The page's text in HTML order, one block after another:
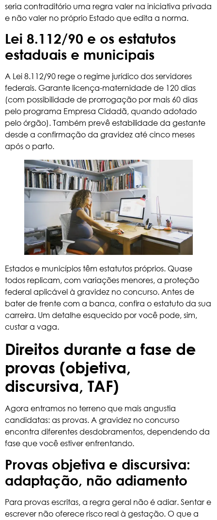
seria contraditório uma regra valer na iniciativa privada
e não valer no próprio Estado que edita a norma.
Lei 8.112/90 e os estatutos
estaduais e municipais
A Lei 8.112/90 rege o regime jurídico dos servidores
federais. Garante licença-maternidade de 120 dias
(com possibilidade de prorrogação por mais 60 dias
pelo programa Empresa Cidadã, quando adotado
pelo órgão). Também prevê estabilidade da gestante
desde a confirmação da gravidez até cinco meses
após o parto.
Estados e municípios têm estatutos próprios. Quase
todos replicam, com variações menores, a proteção
federal aplicável à gravidez no concurso. Antes de
bater de frente com a banca, confira o estatuto da sua
carreira. Um detalhe esquecido por você pode, sim,
custar a vaga.
Direitos durante a fase de
provas (objetiva,
discursiva, TAF)
Agora entramos no terreno que mais angustia
candidatas: as provas. A gravidez no concurso
encontra diferentes desdobramentos, dependendo da
fase que você estiver enfrentando.
Provas objetiva e discursiva:
adaptação, não adiamento
Para provas escritas, a regra geral não é adiar. Sentar e
escrever não oferece risco real à gestação. O que a